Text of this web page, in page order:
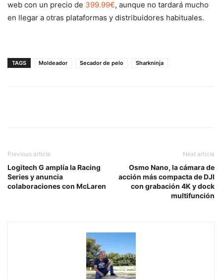
web con un precio de 399.99€, aunque no tardará mucho
en llegar a otras plataformas y distribuidores habituales.
TAGS Moldeador Secador de pelo Sharkninja
Previous article
Logitech G amplía la Racing
Series y anuncia
colaboraciones con McLaren
Next article
Osmo Nano, la cámara de
acción más compacta de DJI
con grabación 4K y dock
multifunción